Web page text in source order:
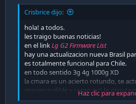
Crisbrice dijo:
hola! a todos.
les traigo buenas noticias!
en el linkLg G2 Firmware List
hay una actualizacion nueva Brasil
es totalmente funcional para Chile.
en todo sentido 3g 4g 1000g XD
la cmara es un acierto rotundo, se
imprescindible y como no! lo otro
el h+ y 3g es lo mismo.
Haz clic para